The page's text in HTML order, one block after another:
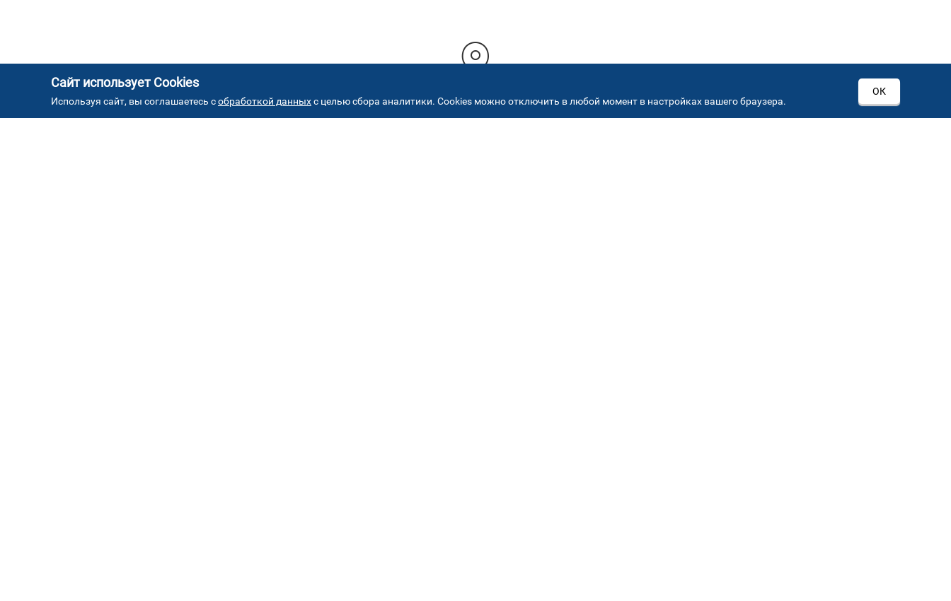
АДРЕСА НАШИХ СЕРВИСНЫХ ЦЕНТРОВ
Сайт использует Cookies
Используя сайт, вы соглашаетесь собработкой данныхс целью сбора аналитики. Cookies можно отключить в любой момент в настройках вашего браузера.
ОК